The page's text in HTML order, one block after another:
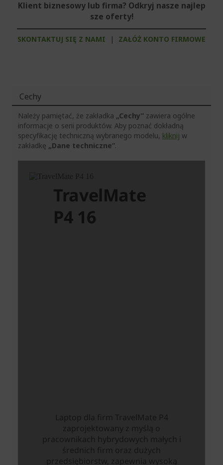
Klient biznesowy lub firma? Odkryj nasze najlep
sze oferty!
SKONTAKTUJ SIĘ Z NAMI | ZAŁÓŻ KONTO FIRMOWE
Cechy
Należy pamiętać, że zakładka „Cechy” zawiera ogólne
informacje o serii produktów. Aby poznać dokładną
specyfikację techniczną wybranego modelu, kliknij w
zakładkę „Dane techniczne”.